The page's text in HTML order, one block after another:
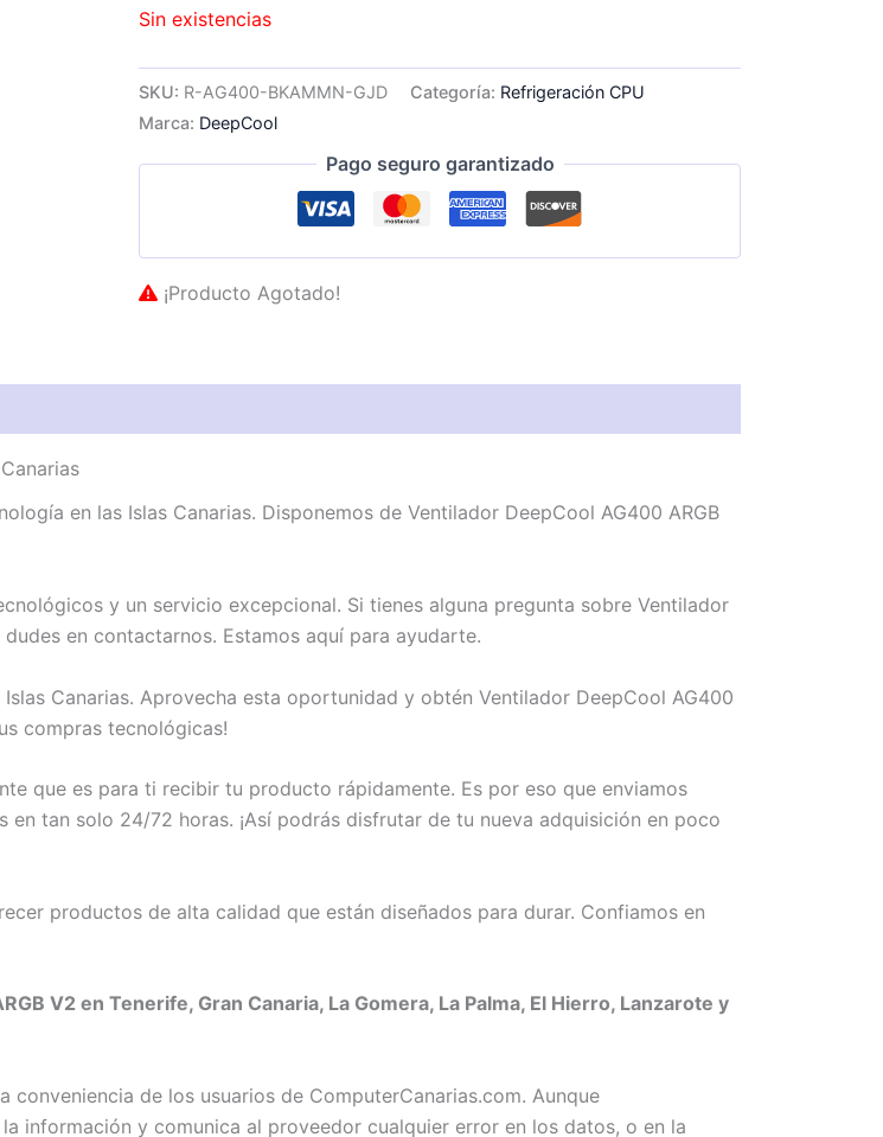
Sin existencias
SKU: R-AG400-BKAMMN-GJD Categoría: Refrigeración CPU
Marca: DeepCool
Pago seguro garantizado
¡Producto Agotado!
en las Islas Canarias. Disponemos de Ventilador DeepCool AG400 ARGB
y un servicio excepcional. Si tienes alguna pregunta sobre Ventilador
en contactarnos. Estamos aquí para ayudarte.
Canarias. Aprovecha esta oportunidad y obtén Ventilador DeepCool AG400
compras tecnológicas!
que es para ti recibir tu producto rápidamente. Es por eso que enviamos
en tan solo 24/72 horas. ¡Así podrás disfrutar de tu nueva adquisición en poco
productos de alta calidad que están diseñados para durar. Confiamos en
V2 en Tenerife, Gran Canaria, La Gomera, La Palma, El Hierro, Lanzarote y
de los usuarios de ComputerCanarias.com. Aunque
información y comunica al proveedor cualquier error en los datos, o en la